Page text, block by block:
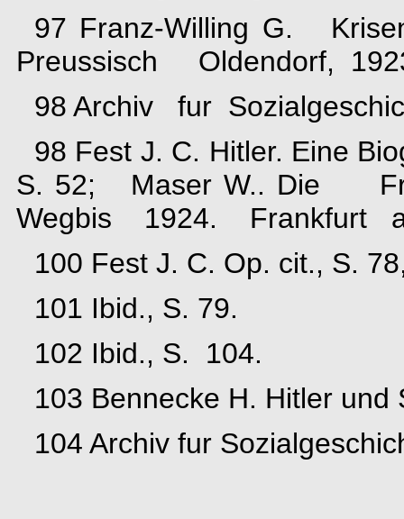
97 Franz-Willing G.
Preussisch Oldendorf,
98 Archiv fur
98 Fest J. C. Hitler. Eine
S. 52; Maser W.. Die
Wegbis 1924. Frankfurt
100 Fest J. C. Op. cit., S.
101 Ibid., S. 79.
102 Ibid., S. 104.
103 Bennecke H. Hitler
104 Archiv fur